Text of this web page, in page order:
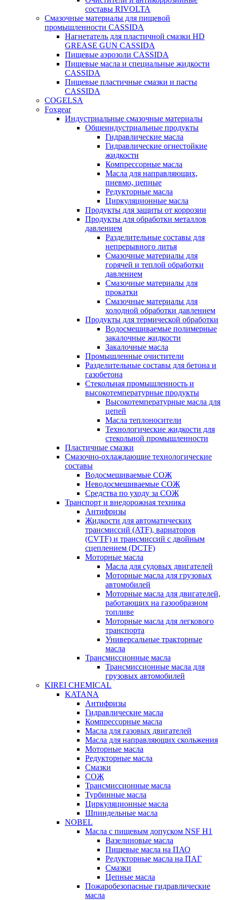
составы RIVOLTA
Смазочные материалы для пищевой
промышленности CASSIDA
Нагнетатель для пластичной смазки HD
GREASE GUN CASSIDA
Пищевые аэрозоли CASSIDA
Пищевые масла и специальные жидкости
CASSIDA
Пищевые пластичные смазки и пасты
CASSIDA
COGELSA
Foxgear
Индустриальные смазочные материалы
Общеиндустриальные продукты
Гидравлические масла
Гидравлические огнестойкие
жидкости
Компрессорные масла
Масла для направляющих,
пневмо, цепные
Редукторные масла
Циркуляционные масла
Продукты для защиты от коррозии
Продукты для обработки металлов
давлением
Разделительные составы для
непрерывного литья
Смазочные материалы для
горячей и теплой обработки
давлением
Смазочные материалы для
прокатки
Смазочные материалы для
холодной обработки давлением
Продукты для термической обработки
Водосмешиваемые полимерные
закалочные жидкости
Закалочные масла
Промышленные очистители
Разделительные составы для бетона и
газобетона
Стекольная промышленность и
высокотемпературные продукты
Высокотемпературные масла для
цепей
Масла теплоносители
Технологические жидкости для
стекольной промышленности
Пластичные смазки
Смазочно-охлаждающие технологические
составы
Водосмешиваемые СОЖ
Неводосмешиваемые СОЖ
Средства по уходу за СОЖ
Транспорт и внедорожная техника
Антифризы
Жидкости для автоматических
трансмиссий (ATF), вариаторов
(CVTF) и трансмиссий с двойным
сцеплением (DCTF)
Моторные масла
Масла для судовых двигателей
Моторные масла для грузовых
автомобилей
Моторные масла для двигателей,
работающих на газообразном
топливе
Моторные масла для легкового
транспорта
Универсальные тракторные
масла
Трансмиссионные масла
Трансмиссионные масла для
грузовых автомобилей
KIREI CHEMICAL
KATANA
Антифризы
Гидравлические масла
Компрессорные масла
Масла для газовых двигателей
Масла для направляющих скольжения
Моторные масла
Редукторные масла
Смазки
СОЖ
Трансмиссионные масла
Турбинные масла
Циркуляционные масла
Шпиндельные масла
NOBEL
Масла с пищевым допуском NSF H1
Вазелиновые масла
Пищевые масла на ПАО
Редукторные масла на ПАГ
Смазки
Цепные масла
Пожаробезопасные гидравлические
масла